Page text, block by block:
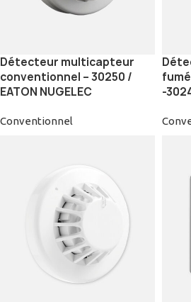
Détecteur multicapteur
conventionnel – 30250 /
EATON NUGELEC
Conventionnel
-